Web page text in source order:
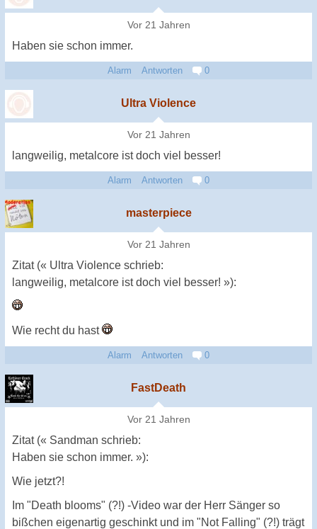
Vor 21 Jahren
Haben sie schon immer.
Alarm Antworten 0
Ultra Violence
Vor 21 Jahren
langweilig, metalcore ist doch viel besser!
Alarm Antworten 0
masterpiece
Vor 21 Jahren
Zitat (« Ultra Violence schrieb:
langweilig, metalcore ist doch viel besser! »):
Wie recht du hast
Alarm Antworten 0
FastDeath
Vor 21 Jahren
Zitat (« Sandman schrieb:
Haben sie schon immer. »):
Wie jetzt?!
Im "Death blooms" (?!) -Video war der Herr Sänger so
bißchen eigenartig geschinkt und im "Not Falling" (?!) trägt